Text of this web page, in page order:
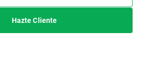
Hazte Cliente